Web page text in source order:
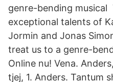
genre-bending musical
exceptional talents of
Jormin and Jonas
treat us to a genre-
Online nu! Vena.
tjej, 1. Anders​. Tantum